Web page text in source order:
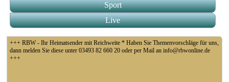
Sport
Live
+++ RBW - Ihr Heimatsender mit Reichweite * Haben Sie Themenvorschläge für uns,
dann melden Sie diese unter 03493 82 660 20 oder per Mail an info@rbwonline.de
+++